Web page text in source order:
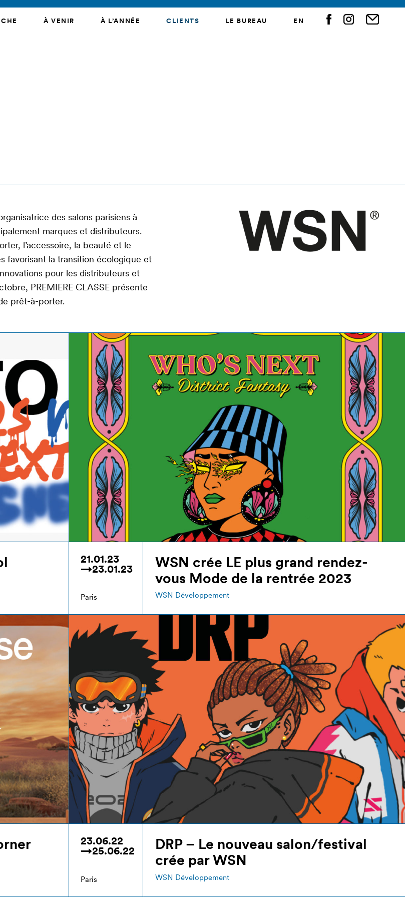
À VENIR À L’ANNÉE CLIENTS LE BUREAU EN
des salons parisiens à
marques et distributeurs.
l’accessoire, la beauté et le
favorisant la transition écologique et
pour les distributeurs et
PREMIERE CLASSE présente
prêt-à-porter.
21.01.23
→23.01.23
Paris
WSN crée LE plus grand rendez-
vous Mode de la rentrée 2023
WSN Développement
23.06.22
→25.06.22
Paris
DRP – Le nouveau salon/festival
crée par WSN
WSN Développement